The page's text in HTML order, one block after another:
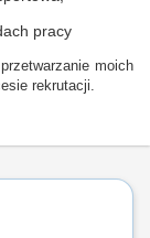
pracy
moich
rekrutacji.